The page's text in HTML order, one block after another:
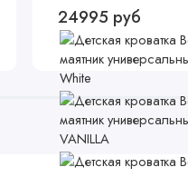
24995 руб